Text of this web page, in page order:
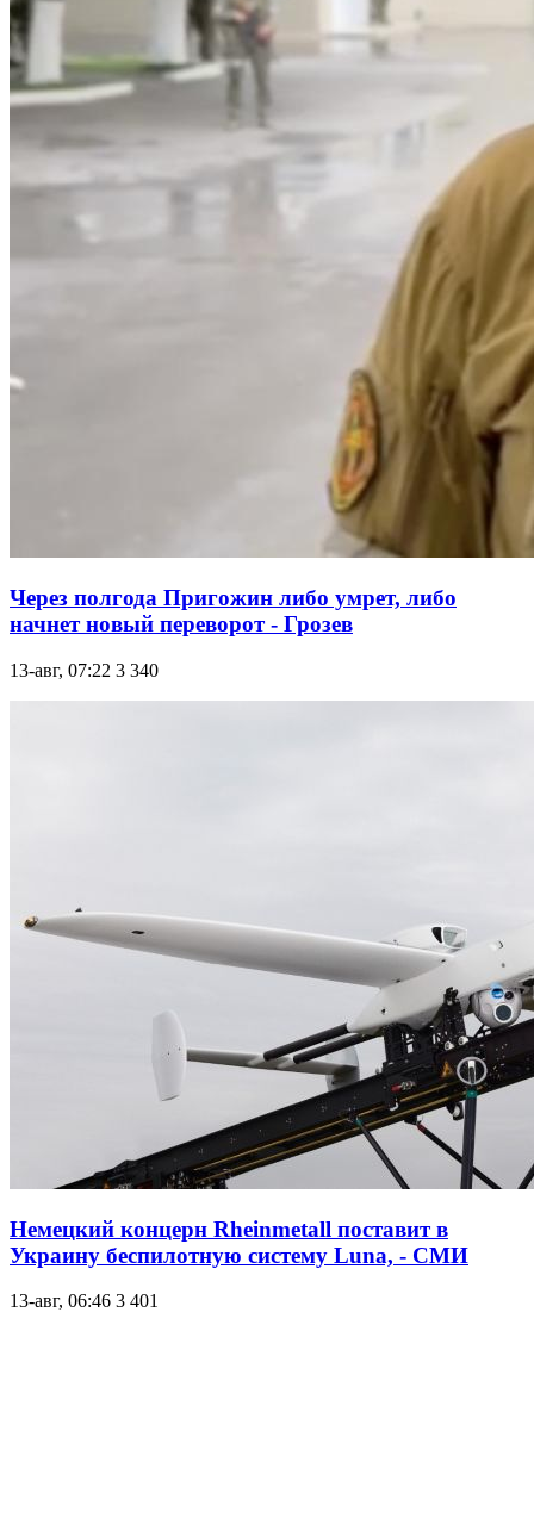
Через полгода Пригожин либо умрет, либо
начнет новый переворот - Грозев
13-авг, 07:22 3 340
Немецкий концерн Rheinmetall поставит в
Украину беспилотную систему Luna, - СМИ
13-авг, 06:46 3 401